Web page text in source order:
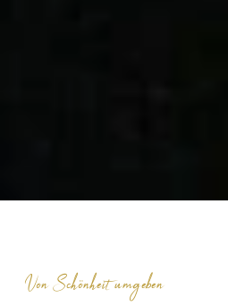
Von Schönheit umgeben